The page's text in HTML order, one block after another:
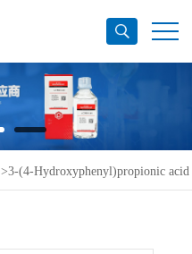
>3-(4-Hydroxyphenyl)propionic acid